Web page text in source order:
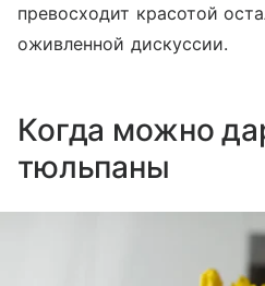
превосходит красотой
оживленной дискуссии.
Когда можно
тюльпаны